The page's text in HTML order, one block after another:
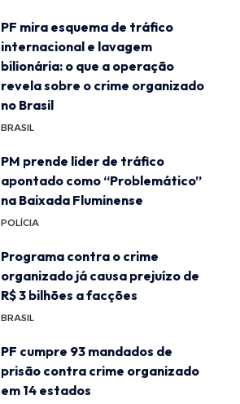
PF mira esquema de tráfico
internacional e lavagem
bilionária: o que a operação
revela sobre o crime organizado
no Brasil
BRASIL
PM prende líder de tráfico
apontado como “Problemático”
na Baixada Fluminense
POLÍCIA
Programa contra o crime
organizado já causa prejuízo de
R$ 3 bilhões a facções
BRASIL
PF cumpre 93 mandados de
prisão contra crime organizado
em 14 estados